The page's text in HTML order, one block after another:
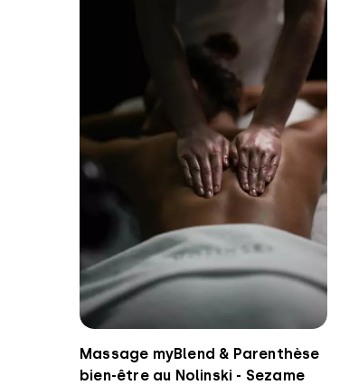
Massage myBlend & Parenthèse
bien-être au Nolinski - Sezame